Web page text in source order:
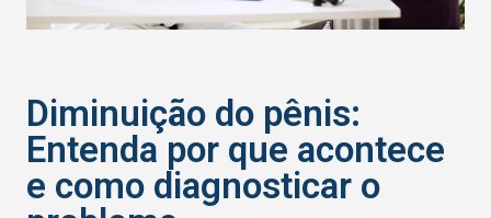
Diminuição do pênis:
Entenda por que acontece
e como diagnosticar o